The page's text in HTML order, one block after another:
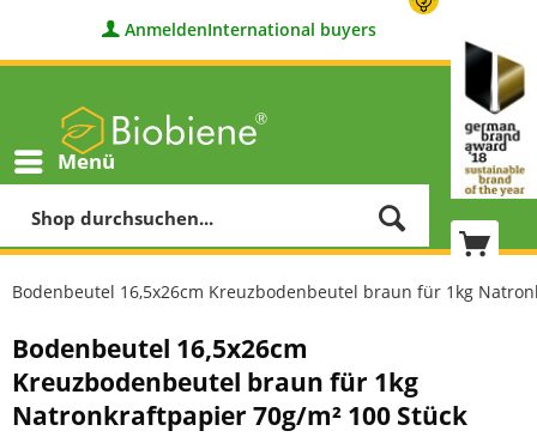
AnmeldenInternational buyers
Menü
Bodenbeutel 16,5x26cm Kreuzbodenbeutel braun für 1kg
Bodenbeutel 16,5x26cm
Kreuzbodenbeutel braun für 1kg
Natronkraftpapier 70g/m² 100 Stück